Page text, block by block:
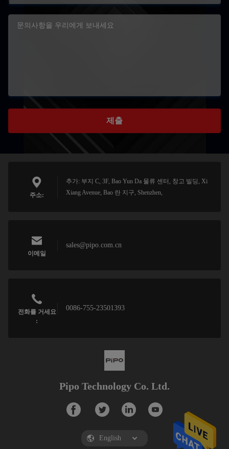
제출
주소:
추가: 부지 C, 3F, Bao Yun Da 물류 센터, 창고 빌딩, Xi
Xiang Avenue, Bao 란 지구, Shenzhen,
이메일
sales@pipo.com.cn
전화를 거세요
:
0086-755-23501393
Pipo Technology Co. Ltd.